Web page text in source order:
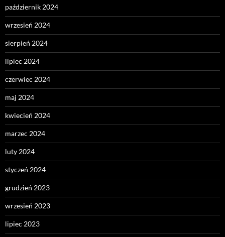
październik 2024
wrzesień 2024
sierpień 2024
lipiec 2024
czerwiec 2024
maj 2024
kwiecień 2024
marzec 2024
luty 2024
styczeń 2024
grudzień 2023
wrzesień 2023
lipiec 2023